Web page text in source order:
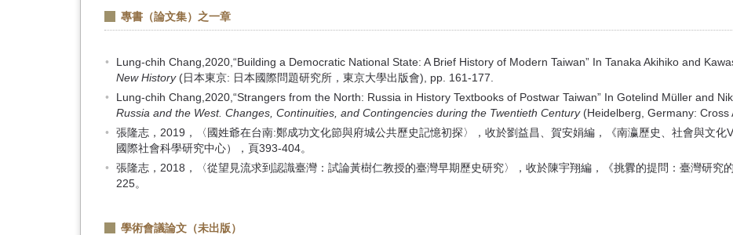
專書（論文集）之一章
Lung-chih Chang,2020,“Building a Democratic National State: A Brief History of Modern Taiwan” In Tanaka Akihiko and
New History (日本東京: 日本國際問題研究所，東京大學出版會), pp. 161-177.
Lung-chih Chang,2020,“Strangers from the North: Russia in History Textbooks of Postwar Taiwan” In Gotelind Müller and
Russia and the West. Changes, Continuities, and Contingencies during the Twentieth Century (Heidelberg, Germany: Cross
張隆志，2019，〈國姓爺在台南:鄭成功文化節與府城公共歷史記憶初探〉，收於劉益昌、賀安娟編，《南瀛歷史、社會與文化
國際社會科學研究中心），頁393-404。
張隆志，2018，〈從望見流求到認識臺灣：試論黃樹仁教授的臺灣早期歷史研究〉，收於陳宇翔編，《挑釁的提問：臺灣研究
225。
學術會議論文（未出版）